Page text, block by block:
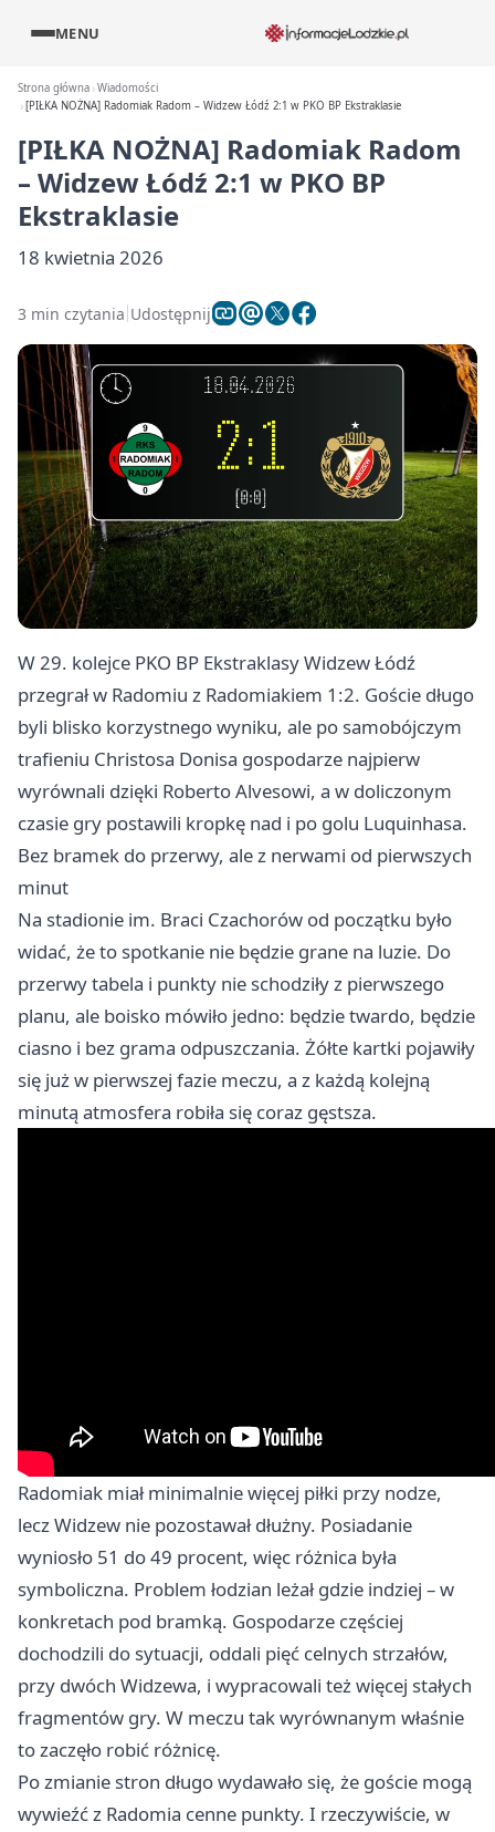
MENU
Strona główna Wiadomości
[PIŁKA NOŻNA] Radomiak Radom – Widzew Łódź 2:1 w PKO BP Ekstraklasie
[PIŁKA NOŻNA] Radomiak Radom
– Widzew Łódź 2:1 w PKO BP
Ekstraklasie
18 kwietnia 2026
3 min czytania Udostępnij
W 29. kolejce PKO BP Ekstraklasy Widzew Łódź
przegrał w Radomiu z Radomiakiem 1:2. Goście długo
byli blisko korzystnego wyniku, ale po samobójczym
trafieniu Christosa Donisa gospodarze najpierw
wyrównali dzięki Roberto Alvesowi, a w doliczonym
czasie gry postawili kropkę nad i po golu Luquinhasa.
Bez bramek do przerwy, ale z nerwami od pierwszych
minut
Na stadionie im. Braci Czachorów od początku było
widać, że to spotkanie nie będzie grane na luzie. Do
przerwy tabela i punkty nie schodziły z pierwszego
planu, ale boisko mówiło jedno: będzie twardo, będzie
ciasno i bez grama odpuszczania. Żółte kartki pojawiły
się już w pierwszej fazie meczu, a z każdą kolejną
minutą atmosfera robiła się coraz gęstsza.
Radomiak miał minimalnie więcej piłki przy nodze,
lecz Widzew nie pozostawał dłużny. Posiadanie
wyniosło 51 do 49 procent, więc różnica była
symboliczna. Problem łodzian leżał gdzie indziej – w
konkretach pod bramką. Gospodarze częściej
dochodzili do sytuacji, oddali pięć celnych strzałów,
przy dwóch Widzewa, i wypracowali też więcej stałych
fragmentów gry. W meczu tak wyrównanym właśnie
to zaczęło robić różnicę.
Po zmianie stron długo wydawało się, że goście mogą
wywieźć z Radomia cenne punkty. I rzeczywiście, w